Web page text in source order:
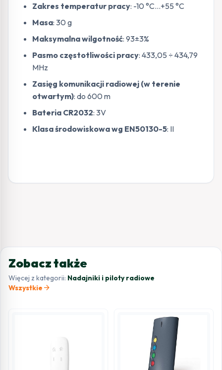
Zakres temperatur pracy: -10 °C…+55 °C
Masa: 30 g
Maksymalna wilgotność: 93±3%
Pasmo częstotliwości pracy: 433,05 ÷ 434,79
MHz
Zasięg komunikacji radiowej (w terenie
otwartym): do 600 m
Bateria CR2032: 3V
Klasa środowiskowa wg EN50130-5: II
Zobacz także
Więcej z kategorii: Nadajniki i piloty radiowe
Wszystkie arrow_forward